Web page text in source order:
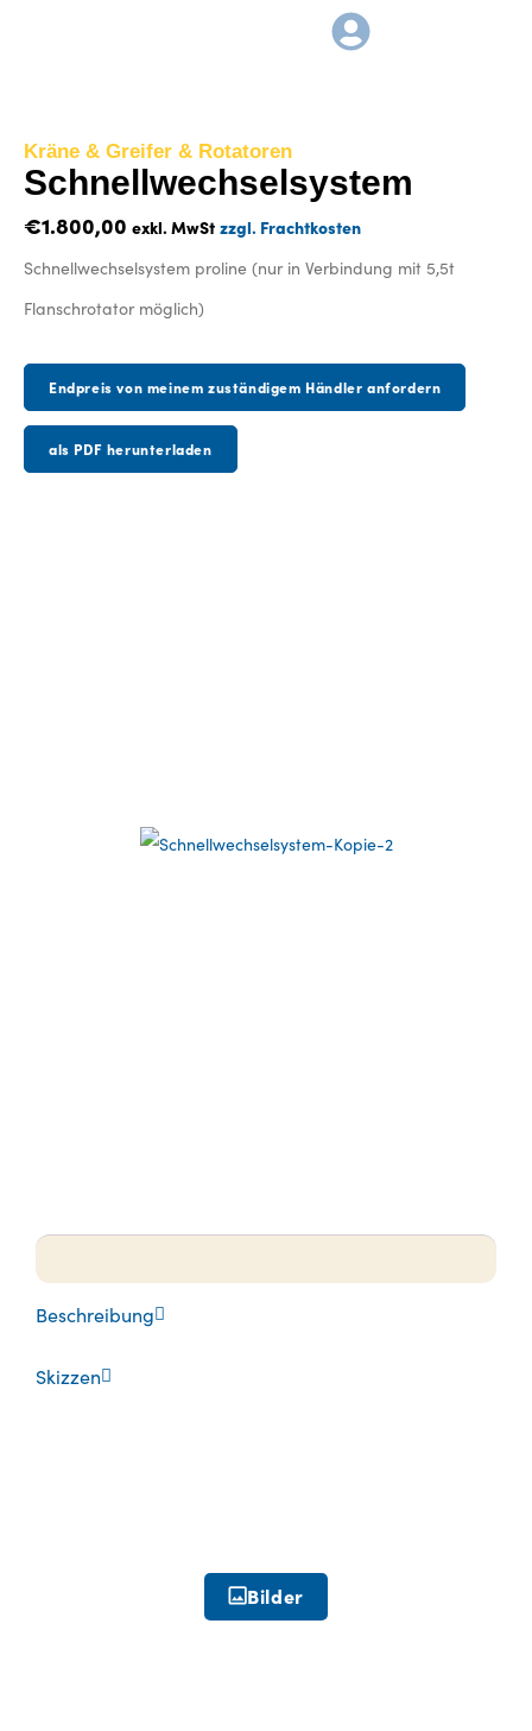
Beschreibung
Skizzen
Kräne & Greifer & Rotatoren
Schnellwechselsystem
€1.800,00 exkl. MwSt zzgl. Frachtkosten
Schnellwechselsystem proline (nur in Verbindung mit 5,5t
Flanschrotator möglich)
Endpreis von meinem zuständigem Händler anfordern
als PDF herunterladen
Bilder